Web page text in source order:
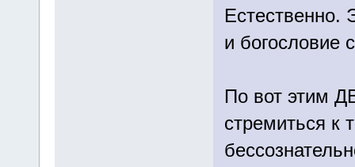
Естественно.
и богословие
По вот этим
стремиться к